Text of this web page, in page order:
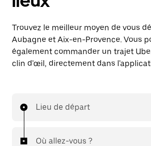
Trouvez le meilleur moyen de vous
Aubagne et Aix-en-Provence. Vous
également commander un trajet
clin d'œil, directement dans
Lieu de départ
Où allez-vous ?